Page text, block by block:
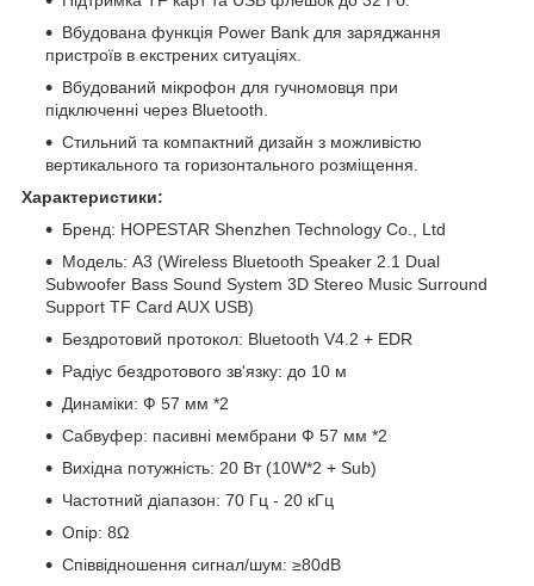
Вбудована функція Power Bank для заряджання
пристроїв в екстрених ситуаціях.
Вбудований мікрофон для гучномовця при
підключенні через Bluetooth.
Стильний та компактний дизайн з можливістю
вертикального та горизонтального розміщення.
Характеристики:
Бренд: HOPESTAR Shenzhen Technology Co., Ltd
Модель: A3 (Wireless Bluetooth Speaker 2.1 Dual
Subwoofer Bass Sound System 3D Stereo Music Surround
Support TF Card AUX USB)
Бездротовий протокол: Bluetooth V4.2 + EDR
Радіус бездротового зв'язку: до 10 м
Динаміки: Ф 57 мм *2
Сабвуфер: пасивні мембрани Ф 57 мм *2
Вихідна потужність: 20 Вт (10W*2 + Sub)
Частотний діапазон: 70 Гц - 20 кГц
Опір: 8Ω
Співвідношення сигнал/шум: ≥80dB